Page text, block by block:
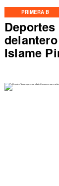
PRIMERA B
Islame